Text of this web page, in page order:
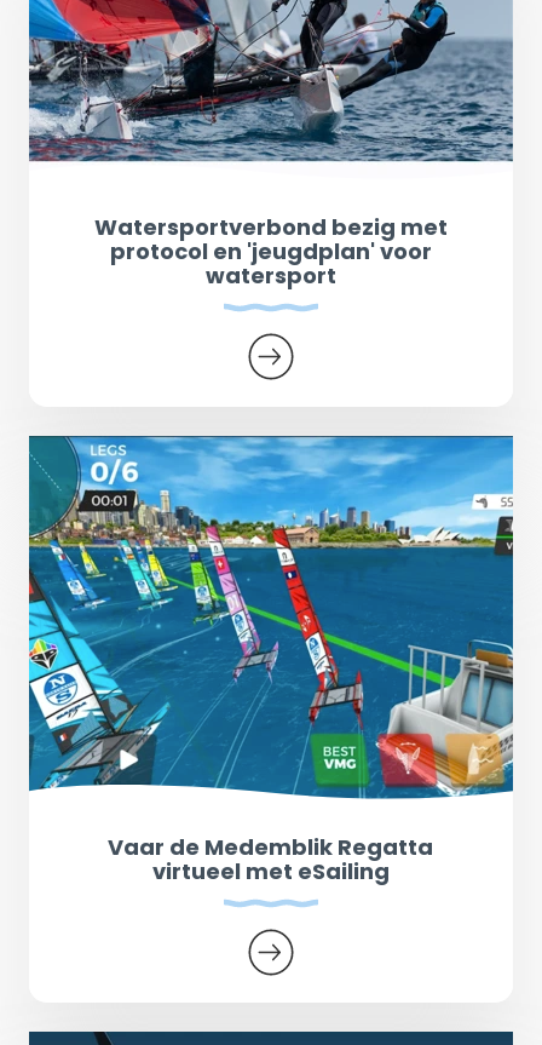
Watersportverbond bezig met
protocol en 'jeugdplan' voor
watersport
Vaar de Medemblik Regatta
virtueel met eSailing